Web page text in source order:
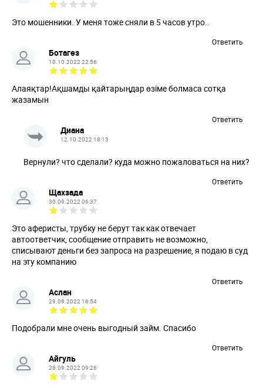
Это мошенники. У меня тоже сняли в 5 часов утро..
Ответить
Ботагөз
10.10.2022 22:56
Алаяқтар!Ақшамды қайтарыңдар өзіме болмаса сотқа
жазамын
Ответить
Диана
12.10.2022 18:13
Вернули? что сделали? куда можно пожаловаться на них?
Ответить
Щахзада
30.09.2022 06:37
Это аферисты, трубку не берут так как отвечает
автоответчик, сообщение отправить не возможно,
списывают деньги без запроса на разрешение, я подаю в суд
на эту компанию
Ответить
Аслан
29.09.2022 16:54
Подобрали мне очень выгодный займ. Спасибо
Ответить
Айгуль
28.09.2022 09:26